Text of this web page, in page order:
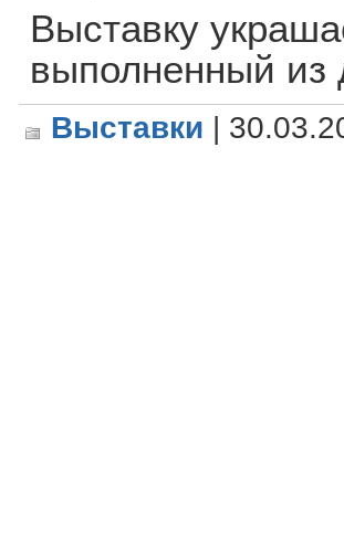
Выставку
выполненный
Выставки |